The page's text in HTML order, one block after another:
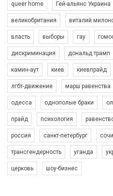
провели Веселково-
прапором по місту.
День борьбы с гомофобией
5/17/2018
В преддверии
трансфобией ребята и девушки
социальный эксперимент,
представительницу ЛГБТ-
Германии (Мюнхен) и в Украине
Автор видео - Queer-студия.
3K Просмотров • 79 Нравится • 6
queer home Гей-альянс Украина
великобритания виталий
власть выборы гау
дискриминация дональд трамп
камин-аут киев киевпрайд
лгбт-движение марш равенства
одесса однополые браки
прайд психология
россия санкт-петербург сочи
трансгендерность уганда
церковь шоу-бизнес